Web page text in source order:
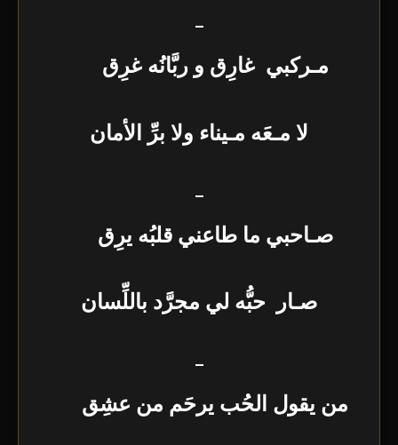
–
مـركبي غارِق و ربَّانُه غرِق
لا مـعَه مـيناء ولا برِّ الأمان
–
صـاحبي ما طاعني قلبُه يرِق
صـار حبُّه لي مجرَّد باللِّسان
–
من يقول الحُب يرحَم من عشِق